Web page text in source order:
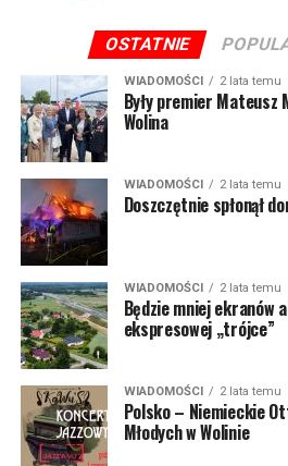
OSTATNIE
WIADOMOŚCI 2 lata temu
Były premier Mateusz
Wolina
WIADOMOŚCI 2 lata temu
Doszczętnie spłonął
WIADOMOŚCI 2 lata temu
Będzie mniej ekranów
ekspresowej „trójce”
WIADOMOŚCI 2 lata temu
Polsko – Niemieckie
Młodych w Wolinie